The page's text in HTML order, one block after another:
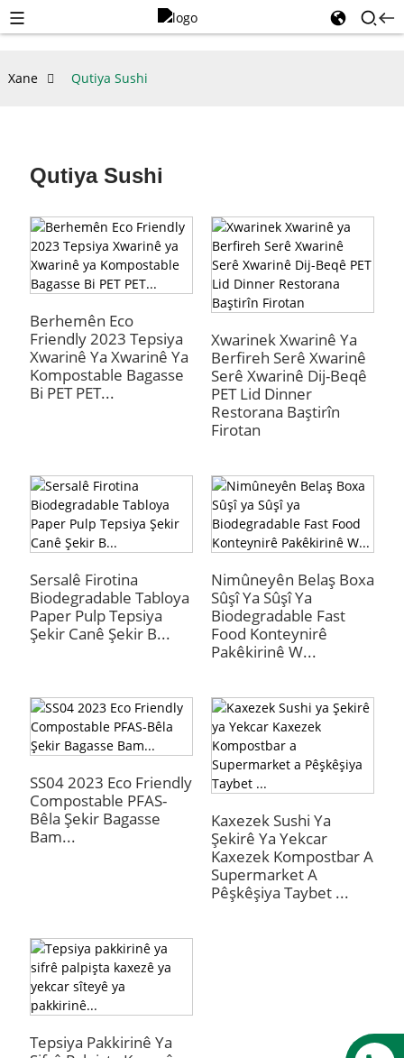
Xane Qutiya Sushi
Qutiya Sushi
Berhemên Eco
Friendly 2023 Tepsiya
Xwarinê Ya Xwarinê Ya
Kompostable Bagasse
Bi PET PET...
Xwarinek Xwarinê Ya
Berfireh Serê Xwarinê
Serê Xwarinê Dij-Beqê
PET Lid Dinner
Restorana Baştirîn
Firotan
Sersalê Firotina
Biodegradable Tabloya
Paper Pulp Tepsiya
Şekir Canê Şekir B...
Nimûneyên Belaş Boxa
Sûşî Ya Sûşî Ya
Biodegradable Fast
Food Konteynirê
Pakêkirinê W...
SS04 2023 Eco Friendly
Compostable PFAS-
Bêla Şekir Bagasse
Bam...
Kaxezek Sushi Ya
Şekirê Ya Yekcar
Kaxezek Kompostbar A
Supermarket A
Pêşkêşiya Taybet ...
Tepsiya Pakkirinê Ya